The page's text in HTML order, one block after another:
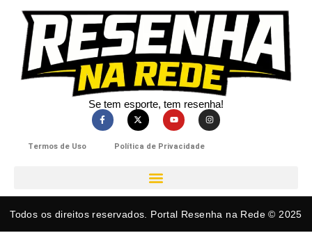
Se tem esporte, tem resenha!​
Termos de Uso Política de Privacidade
Todos os direitos reservados. Portal Resenha na Rede © 2025